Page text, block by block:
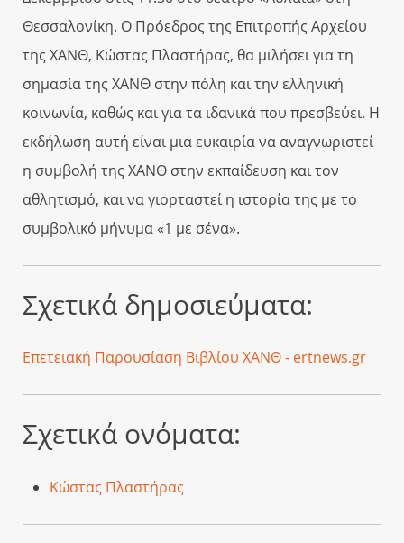
Θεσσαλονίκη. Ο Πρόεδρος της Επιτροπής Αρχείου
της ΧΑΝΘ, Κώστας Πλαστήρας, θα μιλήσει για τη
σημασία της ΧΑΝΘ στην πόλη και την ελληνική
κοινωνία, καθώς και για τα ιδανικά που πρεσβεύει. Η
εκδήλωση αυτή είναι μια ευκαιρία να αναγνωριστεί
η συμβολή της ΧΑΝΘ στην εκπαίδευση και τον
αθλητισμό, και να γιορταστεί η ιστορία της με το
συμβολικό μήνυμα «1 με σένα».
Σχετικά δημοσιεύματα:
Επετειακή Παρουσίαση Βιβλίου ΧΑΝΘ - ertnews.gr
Σχετικά ονόματα:
Κώστας Πλαστήρας